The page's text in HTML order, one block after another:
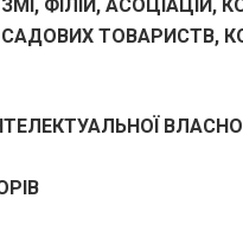
ФІЛІЙ, АСОЦІАЦІЙ,
САДОВИХ ТОВАРИСТВ,